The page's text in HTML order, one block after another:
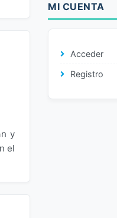
y
el
MI CUENTA
Acceder
Registro